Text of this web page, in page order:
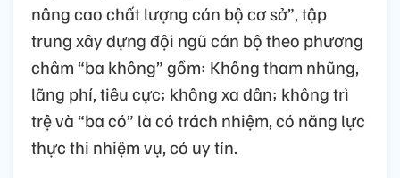
nâng cao chất lượng cán bộ cơ sở”, tập
trung xây dựng đội ngũ cán bộ theo phương
châm “ba không” gồm: Không tham nhũng,
lãng phí, tiêu cực; không xa dân; không trì
trệ và “ba có” là có trách nhiệm, có năng lực
thực thi nhiệm vụ, có uy tín.